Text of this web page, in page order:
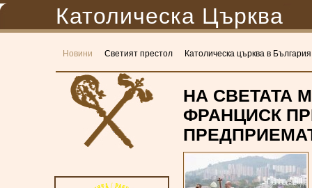
Католическа Църква
Новини Светият престол Католическа църква в България
НА СВЕТАТА
ФРАНЦИСК